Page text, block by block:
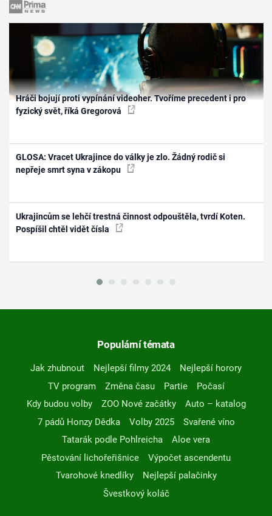
Hráči bojují proti vypínání videoher. Tvoříme precedent i pro
fyzický svět, říká Gregorová
GLOSA: Vracet Ukrajince do války je zlo. Žádný rodič si
nepřeje smrt syna v zákopu
Ukrajincům se lehčí trestná činnost odpouštěla, tvrdí Koten.
Pospíšil chtěl vidět čísla
Populární témata
Jak zhubnout Nejlepší filmy 2024
Nejlepší horory
TV program
Změna času Partie
Počasí
Kdy budou volby
ZOO Nové začátky
Auto – katalog
7 pádů Honzy Dědka
Volby 2025
Svařené víno
Tatarák podle Pohlreicha
Aloe vera
Pěstování lichořeřišnice
Výpočet ascendentu
Tvarohové knedlíky
Nejlepší palačinky
Švestkový koláč